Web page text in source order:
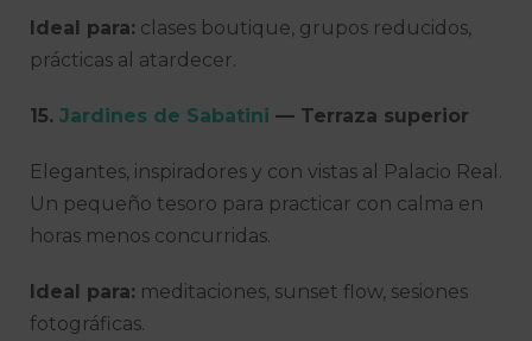
Ideal para: clases boutique, grupos reducidos,
prácticas al atardecer.
15. Jardines de Sabatini — Terraza superior
Elegantes, inspiradores y con vistas al Palacio Real.
Un pequeño tesoro para practicar con calma en
horas menos concurridas.
Ideal para: meditaciones, sunset flow, sesiones
fotográficas.